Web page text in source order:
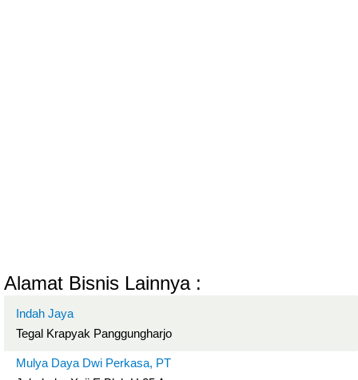
Alamat Bisnis Lainnya :
Indah Jaya
Tegal Krapyak Panggungharjo
Mulya Daya Dwi Perkasa, PT